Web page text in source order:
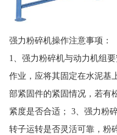
强力粉碎机操作注意事项：
1、强力粉碎机与动力机组
作业，应将其固定在水泥基
部紧固件的紧固情况，若有
紧度是否合适； 3、强力粉
转子运转是否灵活可靠，粉